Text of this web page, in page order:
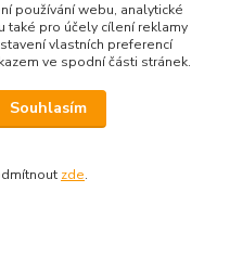
používání webu, analytické
také pro účely cílení reklamy
vlastních preferencí
ve spodní části stránek.
Souhlasím
zde.